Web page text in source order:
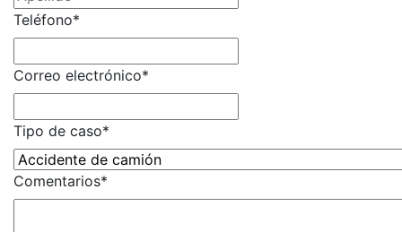
Teléfono*
Correo electrónico*
Tipo de caso*
Comentarios*